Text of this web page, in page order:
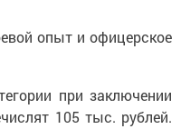
105 тыс. рублей.